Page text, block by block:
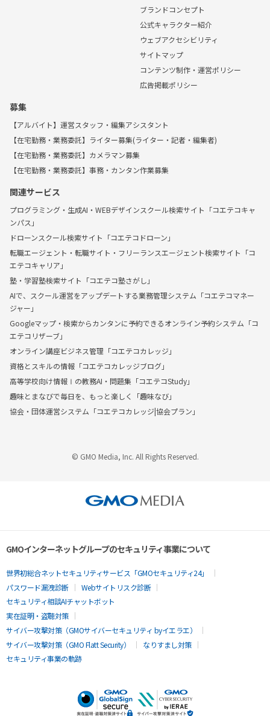
ブランドコンセプト
公式キャラクター紹介
ウェブアクセシビリティ
サイトマップ
コンテンツ制作・運営ポリシー
広告掲載ポリシー
募集
【アルバイト】運営スタッフ・編集アシスタント
【在宅勤務・業務委託】ライター募集(ライター・記者・編集者)
【在宅勤務・業務委託】カメラマン募集
【在宅勤務・業務委託】事務・カンタン作業募集
関連サービス
プログラミング・生成AI・WEBデザインスクール検索サイト「コエテコキャ
ンパス」
ドローンスクール検索サイト「コエテコドローン」
転職エージェント・転職サイト・フリーランスエージェント検索サイト「コ
エテコキャリア」
塾・学習塾検索サイト「コエテコ塾さがし」
AIで、スクール運営をアップデートする業務管理システム「コエテコマネー
ジャー」
Googleマップ・検索からカンタンに予約できるオンライン予約システム「コ
エテコリザーブ」
オンライン講座ビジネス管理「コエテコカレッジ」
資格とスキルの情報「コエテコカレッジブログ」
高等学校向け情報Ⅰの教務AI・問題集「コエテコStudy」
趣味とまなびで毎日を、もっと楽しく「趣味なび」
協会・団体運営システム「コエテコカレッジ|協会プラン」
© GMO Media, Inc. All Rights Reserved.
GMOインターネットグループのセキュリティ事業について
世界初総合ネットセキュリティサービス「GMOセキュリティ24」
パスワード漏洩診断
Webサイトリスク診断
セキュリティ相談AIチャットボット
実在証明・盗聴対策
サイバー攻撃対策（GMOサイバーセキュリティ byイエラエ）
サイバー攻撃対策（GMO Flatt Security）
なりすまし対策
セキュリティ事業の軌跡